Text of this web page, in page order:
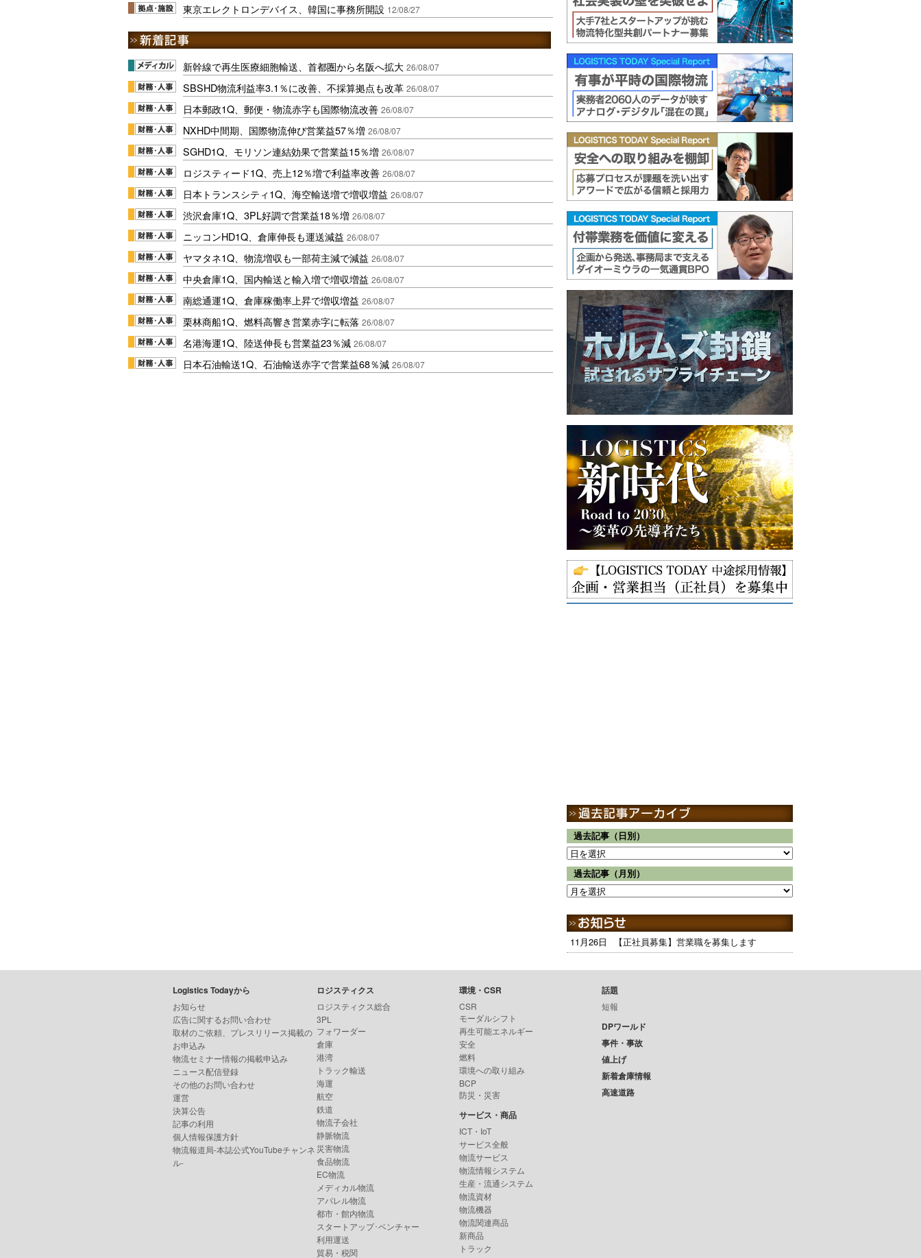
東京エレクトロンデバイス、韓国に事務所開設 12/08/27
新幹線で再生医療細胞輸送、首都圏から名阪へ拡大 26/08/07
SBSHD物流利益率3.1％に改善、不採算拠点も改革 26/08/07
日本郵政1Q、郵便・物流赤字も国際物流改善 26/08/07
NXHD中間期、国際物流伸び営業益57％増 26/08/07
SGHD1Q、モリソン連結効果で営業益15％増 26/08/07
ロジスティード1Q、売上12％増で利益率改善 26/08/07
日本トランスシティ1Q、海空輸送増で増収増益 26/08/07
渋沢倉庫1Q、3PL好調で営業益18％増 26/08/07
ニッコンHD1Q、倉庫伸長も運送減益 26/08/07
ヤマタネ1Q、物流増収も一部荷主減で減益 26/08/07
中央倉庫1Q、国内輸送と輸入増で増収増益 26/08/07
南総通運1Q、倉庫稼働率上昇で増収増益 26/08/07
栗林商船1Q、燃料高響き営業赤字に転落 26/08/07
名港海運1Q、陸送伸長も営業益23％減 26/08/07
日本石油輸送1Q、石油輸送赤字で営業益68％減 26/08/07
過去記事（日別）
過去記事（月別）
11月26日 【正社員募集】営業職を募集します
Logistics Todayから
お知らせ
広告に関するお問い合わせ
取材のご依頼、プレスリリース掲載の
お申込み
物流セミナー情報の掲載申込み
ニュース配信登録
その他のお問い合わせ
運営
決算公告
記事の利用
個人情報保護方針
物流報道局-本誌公式YouTubeチャンネ
ル-
ロジスティクス
ロジスティクス総合
3PL
フォワーダー
倉庫
港湾
トラック輸送
海運
航空
鉄道
物流子会社
静脈物流
災害物流
食品物流
EC物流
メディカル物流
アパレル物流
都市・館内物流
スタートアップ･ベンチャー
利用運送
貿易・税関
環境・CSR
CSR
モーダルシフト
再生可能エネルギー
安全
燃料
環境への取り組み
BCP
防災・災害
サービス・商品
ICT・IoT
サービス全般
物流サービス
物流情報システム
生産・流通システム
物流資材
物流機器
物流関連商品
新商品
トラック
話題
短報
DPワールド
事件・事故
値上げ
新着倉庫情報
高速道路